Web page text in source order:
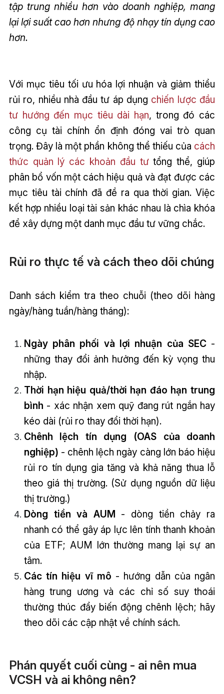
tập trung nhiều hơn vào doanh nghiệp, mang
lại lợi suất cao hơn nhưng độ nhạy tín dụng cao
hơn.
Với mục tiêu tối ưu hóa lợi nhuận và giảm thiểu
rủi ro, nhiều nhà đầu tư áp dụng chiến lược đầu
tư hướng đến mục tiêu dài hạn, trong đó các
công cụ tài chính ổn định đóng vai trò quan
trọng. Đây là một phần không thể thiếu của cách
thức quản lý các khoản đầu tưtổng thể, giúp
phân bổ vốn một cách hiệu quả và đạt được các
mục tiêu tài chính đã đề ra qua thời gian. Việc
kết hợp nhiều loại tài sản khác nhau là chìa khóa
để xây dựng một danh mục đầu tư vững chắc.
Rủi ro thực tế và cách theo dõi chúng
Danh sách kiểm tra theo chuỗi (theo dõi hàng
ngày/hàng tuần/hàng tháng):
Ngày phân phối và lợi nhuận của SEC-
những thay đổi ảnh hưởng đến kỳ vọng thu
nhập.
Thời hạn hiệu quả/thời hạn đáo hạn trung
bình - xác nhận xem quỹ đang rút ngắn hay
kéo dài (rủi ro thay đổi thời hạn).
Chênh lệch tín dụng (OAS của doanh
nghiệp) - chênh lệch ngày càng lớn báo hiệu
rủi ro tín dụng gia tăng và khả năng thua lỗ
theo giá thị trường. (Sử dụng nguồn dữ liệu
thị trường.)
Dòng tiền và AUM - dòng tiền chảy ra
nhanh có thể gây áp lực lên tính thanh khoản
của ETF; AUM lớn thường mang lại sự an
tâm.
Các tín hiệu vĩ mô - hướng dẫn của ngân
hàng trung ương và các chỉ số suy thoái
thường thúc đẩy biến động chênh lệch; hãy
theo dõi các cập nhật về chính sách.
Phán quyết cuối cùng - ai nên mua
VCSH và ai không nên?